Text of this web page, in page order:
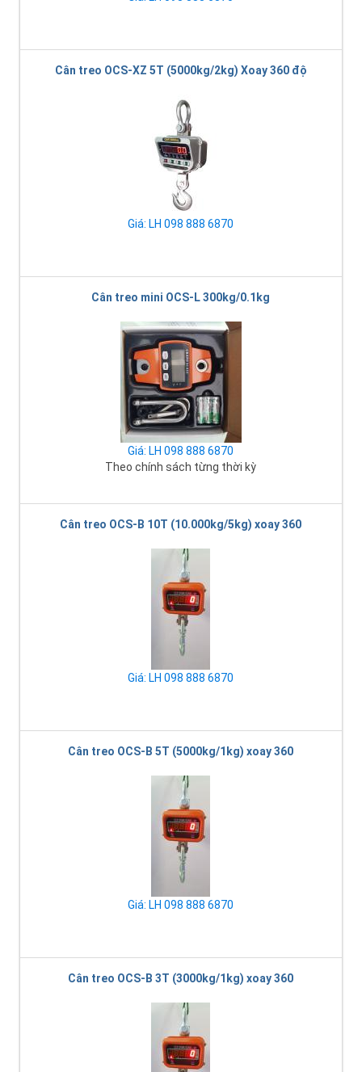
Cân treo OCS-XZ 5T (5000kg/2kg) Xoay 360 độ
Giá: LH 098 888 6870
Cân treo mini OCS-L 300kg/0.1kg
Giá: LH 098 888 6870
Theo chính sách từng thời kỳ
Cân treo OCS-B 10T (10.000kg/5kg) xoay 360
Giá: LH 098 888 6870
Cân treo OCS-B 5T (5000kg/1kg) xoay 360
Giá: LH 098 888 6870
Cân treo OCS-B 3T (3000kg/1kg) xoay 360